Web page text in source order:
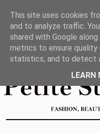
This site uses cookies
and to analyze traffic.
shared with Google
metrics to ensure quality
statistics, and to detect
LEARN